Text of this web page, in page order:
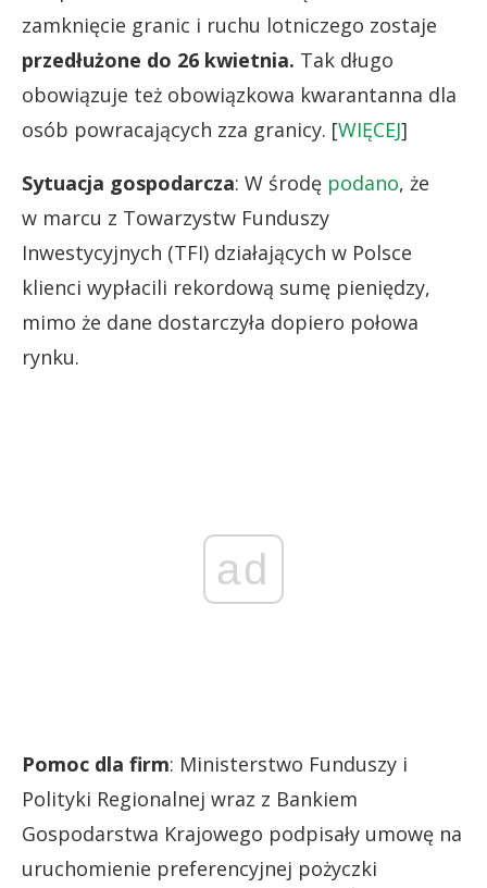
zamknięcie granic i ruchu lotniczego zostaje
przedłużone do 26 kwietnia. Tak długo
obowiązuje też obowiązkowa kwarantanna dla
osób powracających zza granicy. [WIĘCEJ]
Sytuacja gospodarcza: W środę podano, że
w marcu z Towarzystw Funduszy
Inwestycyjnych (TFI) działających w Polsce
klienci wypłacili rekordową sumę pieniędzy,
mimo że dane dostarczyła dopiero połowa
rynku.
ad
Pomoc dla firm: Ministerstwo Funduszy i
Polityki Regionalnej wraz z Bankiem
Gospodarstwa Krajowego podpisały umowę na
uruchomienie preferencyjnej pożyczki